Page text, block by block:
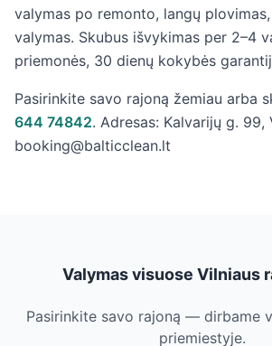
valymas po remonto, langų
valymas. Skubus išvykimas per 2–4
priemonės, 30 dienų kokybės
Pasirinkite savo rajoną žemiau arba
644 74842. Adresas: Kalvarijų g. 99,
booking@balticclean.lt
Valymas visuose Vilniaus
Pasirinkite savo rajoną — dirbame
priemiestyje.